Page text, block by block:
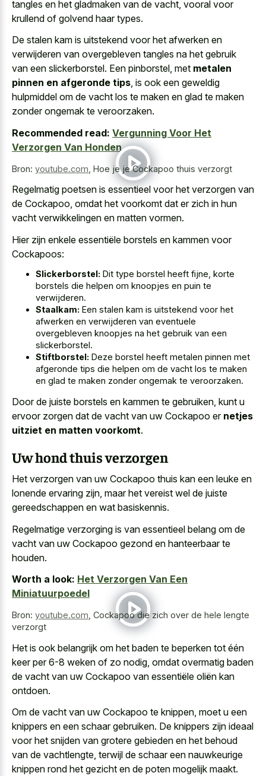
tangles en het gladmaken van de vacht, vooral voor
krullend of golvend haar types.
De stalen kam is uitstekend voor het afwerken en
verwijderen van overgebleven tangles na het gebruik
van een slickerborstel. Een pinborstel, met metalen
pinnen en afgeronde tips, is ook een geweldig
hulpmiddel om de vacht los te maken en glad te maken
zonder ongemak te veroorzaken.
Recommended read: Vergunning Voor Het
Verzorgen Van Honden
Bron: youtube.com Hoe je je Cockapoo thuis verzorgt
Regelmatig poetsen is essentieel voor het verzorgen van
de Cockapoo, omdat het voorkomt dat er zich in hun
vacht verwikkelingen en matten vormen.
Hier zijn enkele essentiële borstels en kammen voor
Cockapoos:
Slickerborstel: Dit type borstel heeft fijne, korte
borstels die helpen om knoopjes en puin te
verwijderen.
Staalkam: Een stalen kam is uitstekend voor het
afwerken en verwijderen van eventuele
overgebleven knoopjes na het gebruik van een
slickerborstel.
Stiftborstel: Deze borstel heeft metalen pinnen met
afgeronde tips die helpen om de vacht los te maken
en glad te maken zonder ongemak te veroorzaken.
Door de juiste borstels en kammen te gebruiken, kunt u
ervoor zorgen dat de vacht van uw Cockapoo er netjes
uitziet en matten voorkomt.
Uw hond thuis verzorgen
Het verzorgen van uw Cockapoo thuis kan een leuke en
lonende ervaring zijn, maar het vereist wel de juiste
gereedschappen en wat basiskennis.
Regelmatige verzorging is van essentieel belang om de
vacht van uw Cockapoo gezond en hanteerbaar te
houden.
Worth a look: Het Verzorgen Van Een
Miniatuurpoedel
Bron: youtube.com, Cockapoo die zich over de hele lengte
verzorgt
Het is ook belangrijk om het baden te beperken tot één
keer per 6-8 weken of zo nodig, omdat overmatig baden
de vacht van uw Cockapoo van essentiële oliën kan
ontdoen.
Om de vacht van uw Cockapoo te knippen, moet u een
knippers en een schaar gebruiken. De knippers zijn ideaal
voor het snijden van grotere gebieden en het behoud
van de vachtlengte, terwijl de schaar een nauwkeurige
knippen rond het gezicht en de poten mogelijk maakt.